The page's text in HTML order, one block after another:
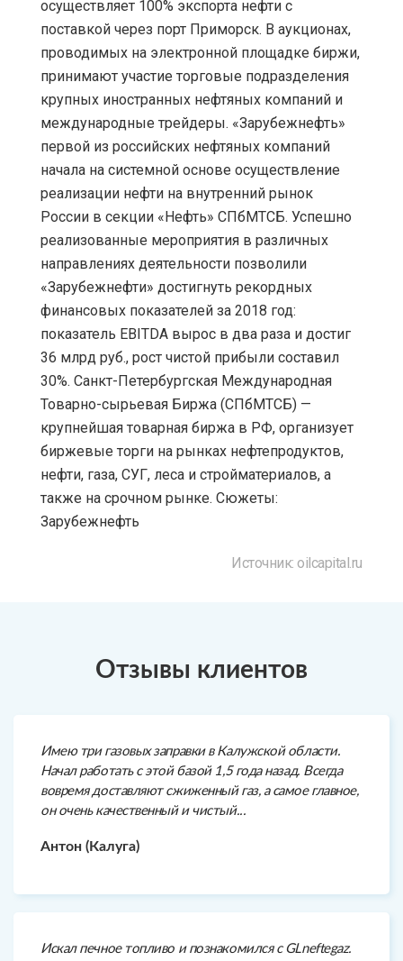
осуществляет 100% экспорта нефти с
поставкой через порт Приморск. В аукционах,
проводимых на электронной площадке биржи,
принимают участие торговые подразделения
крупных иностранных нефтяных компаний и
международные трейдеры. «Зарубежнефть»
первой из российских нефтяных компаний
начала на системной основе осуществление
реализации нефти на внутренний рынок
России в секции «Нефть» СПбМТСБ. Успешно
реализованные мероприятия в различных
направлениях деятельности позволили
«Зарубежнефти» достигнуть рекордных
финансовых показателей за 2018 год:
показатель EBITDA вырос в два раза и достиг
36 млрд руб., рост чистой прибыли составил
30%. Санкт-Петербургская Международная
Товарно-сырьевая Биржа (СПбМТСБ) —
крупнейшая товарная биржа в РФ, организует
биржевые торги на рынках нефтепродуктов,
нефти, газа, СУГ, леса и стройматериалов, а
также на срочном рынке. Сюжеты:
Зарубежнефть
Источник: oilcapital.ru
Отзывы клиентов
Имею три газовых заправки в Калужской области.
Начал работать с этой базой 1,5 года назад. Всегда
вовремя доставляют сжиженный газ, а самое главное,
он очень качественный и чистый...
Антон (Калуга)
Искал печное топливо и познакомился с GLneftegaz.